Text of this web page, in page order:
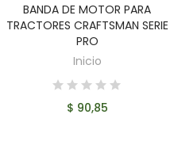
AÑADIR AL CARRITO
BANDA DE MOTOR PARA
TRACTORES CRAFTSMAN SERIE
PRO
Inicio
$ 90,85